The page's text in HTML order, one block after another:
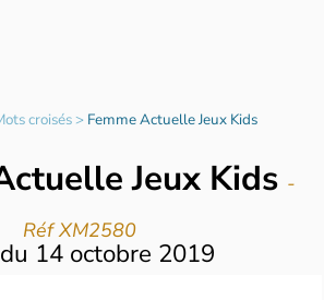
croisés> Femme Actuelle Jeux Kids
Jeux Kids -
Réf XM2580
du 14 octobre 2019